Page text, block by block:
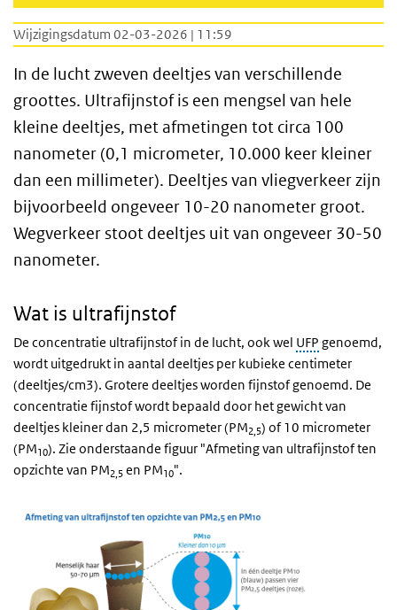
Wijzigingsdatum 02-03-2026 | 11:59
In de lucht zweven deeltjes van verschillende
groottes. Ultrafijnstof is een mengsel van hele
kleine deeltjes, met afmetingen tot circa 100
nanometer (0,1 micrometer, 10.000 keer kleiner
dan een millimeter). Deeltjes van vliegverkeer zijn
bijvoorbeeld ongeveer 10-20 nanometer groot.
Wegverkeer stoot deeltjes uit van ongeveer 30-50
nanometer.
Wat is ultrafijnstof
De concentratie ultrafijnstof in de lucht, ook wel UFP genoemd,
wordt uitgedrukt in aantal deeltjes per kubieke centimeter
(deeltjes/cm3). Grotere deeltjes worden fijnstof genoemd. De
concentratie fijnstof wordt bepaald door het gewicht van
deeltjes kleiner dan 2,5 micrometer (PM2,5) of 10 micrometer
(PM10). Zie onderstaande figuur "Afmeting van ultrafijnstof ten
opzichte van PM2,5en PM10".